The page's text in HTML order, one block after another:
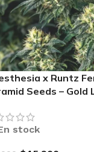
x Runtz
Seeds – Gold
stock